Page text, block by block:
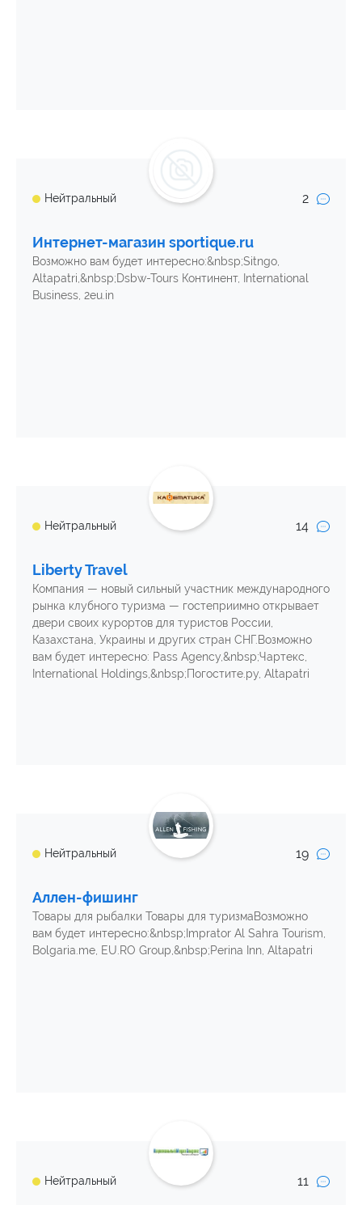
Нейтральный 2
Интернет-магазин sportique.ru
Возможно вам будет интересно:&nbsp;Sitngo,
Altapatri,&nbsp;Dsbw-Tours Континент, International
Business, 2eu.in
Нейтральный 14
Liberty Travel
Компания — новый сильный участник международного
рынка клубного туризма — гостеприимно открывает
двери своих курортов для туристов России,
Казахстана, Украины и других стран СНГ.Возможно
вам будет интересно: Pass Agency,&nbsp;Чартекс,
International Holdings,&nbsp;Погостите.ру, Altapatri
Нейтральный 19
Аллен-фишинг
Товары для рыбалки Товары для туризмаВозможно
вам будет интересно:&nbsp;Imprator Al Sahra Tourism,
Bolgaria.me, EU.RO Group,&nbsp;Perina Inn, Altapatri
Нейтральный 11